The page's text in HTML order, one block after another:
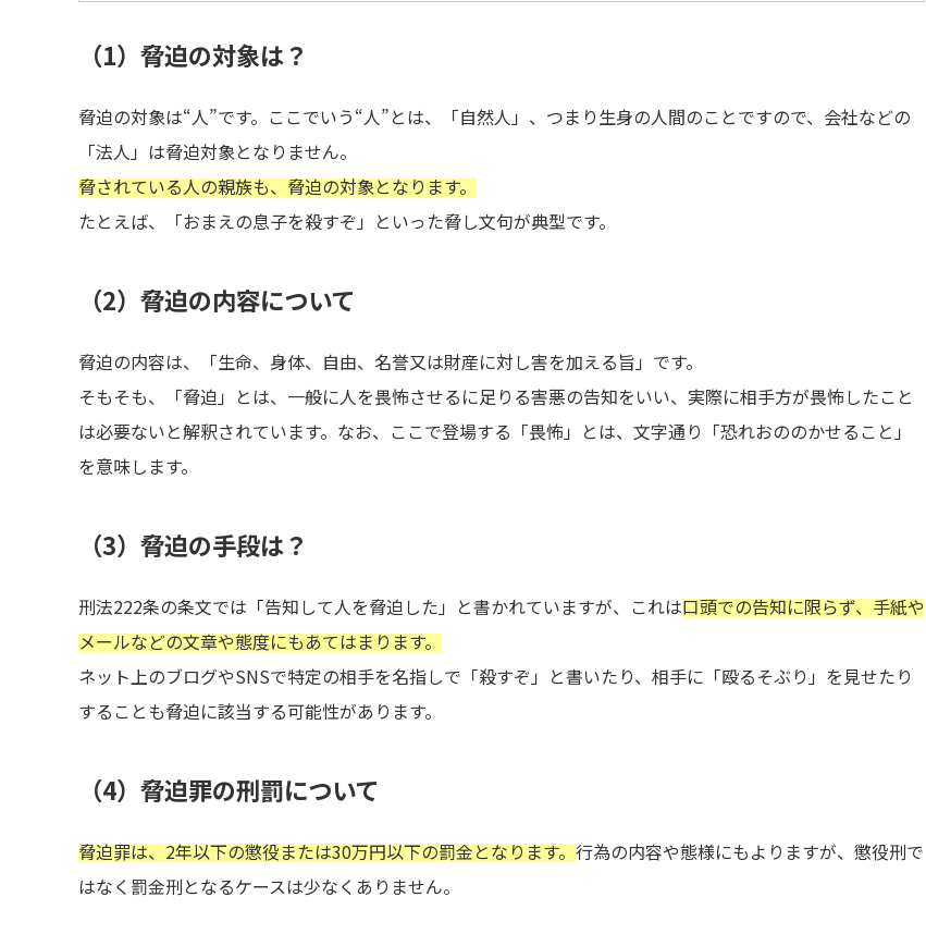
（1）脅迫の対象は？
脅迫の対象は“人”です。ここでいう“人”とは、「自然人」、つまり生身の人間のことですので、会社などの
「法人」は脅迫対象となりません。
脅されている人の親族も、脅迫の対象となります。
たとえば、「おまえの息子を殺すぞ」といった脅し文句が典型です。
（2）脅迫の内容について
脅迫の内容は、「生命、身体、自由、名誉又は財産に対し害を加える旨」です。
そもそも、「脅迫」とは、一般に人を畏怖させるに足りる害悪の告知をいい、実際に相手方が畏怖したこと
は必要ないと解釈されています。なお、ここで登場する「畏怖」とは、文字通り「恐れおののかせること」
を意味します。
（3）脅迫の手段は？
刑法222条の条文では「告知して人を脅迫した」と書かれていますが、これは口頭での告知に限らず、手紙や
メールなどの文章や態度にもあてはまります。
ネット上のブログやSNSで特定の相手を名指しで「殺すぞ」と書いたり、相手に「殴るそぶり」を見せたり
することも脅迫に該当する可能性があります。
（4）脅迫罪の刑罰について
脅迫罪は、2年以下の懲役または30万円以下の罰金となります。行為の内容や態様にもよりますが、懲役刑で
はなく罰金刑となるケースは少なくありません。